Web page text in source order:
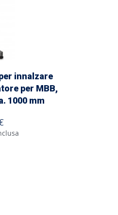
innalzare
per MBB,
1000 mm